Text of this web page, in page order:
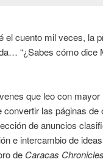
el cuento mil veces, la
“¿Sabes cómo dice
que leo con mayor
las páginas de
de anuncios
e intercambio de
de Caracas Chronicles